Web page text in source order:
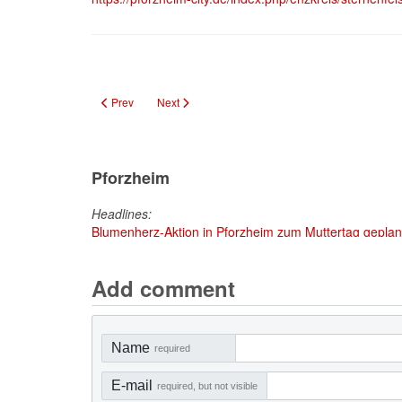
Previous article: Weinbau in Sternenfels: Genuss mit Aussicht
Prev Next article: Freibad Sternenfels:
Next
Pforzheim
Headlines:
Neuer Kleinkindspielplatz in Hohenwart eröffnet...
Add comment
Name required
E-mail required, but not visible